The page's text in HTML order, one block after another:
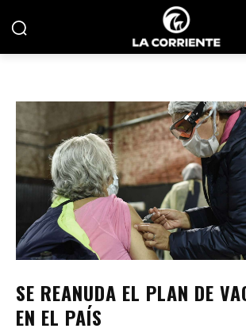
SE REANUDA EL PLAN DE
EN EL PAÍS